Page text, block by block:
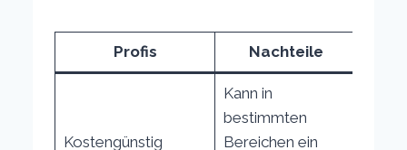
Profis Nachteile
Kostengünstig
Kann in
bestimmten
Bereichen ein